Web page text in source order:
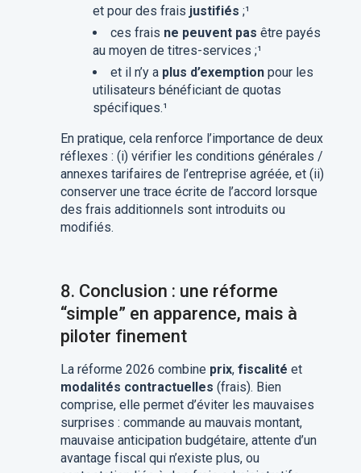
et pour des frais justifiés ;¹
ces frais ne peuvent pas être payés
au moyen de titres-services ;¹
et il n’y a plus d’exemptionpour les
utilisateurs bénéficiant de quotas
spécifiques.¹
En pratique, cela renforce l’importance de deux
réflexes : (i) vérifier les conditions générales /
annexes tarifaires de l’entreprise agréée, et (ii)
conserver une trace écrite de l’accord lorsque
des frais additionnels sont introduits ou
modifiés.
8. Conclusion : une réforme
“simple” en apparence, mais à
piloter finement
La réforme 2026 combine prix, fiscalité et
modalités contractuelles (frais). Bien
comprise, elle permet d’éviter les mauvaises
surprises : commande au mauvais montant,
mauvaise anticipation budgétaire, attente d’un
avantage fiscal qui n’existe plus, ou